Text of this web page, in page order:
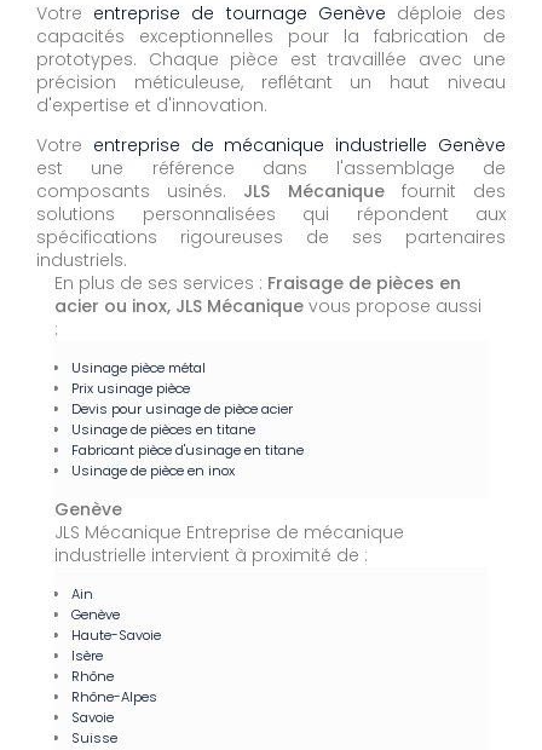
Votre entreprise de tournage Genève déploie des
capacités exceptionnelles pour la fabrication de
prototypes. Chaque pièce est travaillée avec une
précision méticuleuse, reflétant un haut niveau
d'expertise et d'innovation.
Votre entreprise de mécanique industrielle Genève
est une référence dans l'assemblage de
composants usinés. JLS Mécaniquefournit des
solutions personnalisées qui répondent aux
spécifications rigoureuses de ses partenaires
industriels.
En plus de ses services : Fraisage de pièces en
acier ou inox, JLS Mécanique vous propose aussi
:
Usinage pièce métal
Prix usinage pièce
Devis pour usinage de pièce acier
Usinage de pièces en titane
Fabricant pièce d'usinage en titane
Usinage de pièce en inox
Genève
JLS Mécanique Entreprise de mécanique
industrielle intervient à proximité de :
Ain
Genève
Haute-Savoie
Isère
Rhône
Rhône-Alpes
Savoie
Suisse